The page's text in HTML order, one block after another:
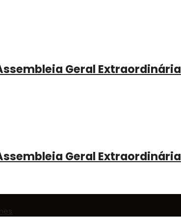
Geral Extraordinária
Geral Extraordinária